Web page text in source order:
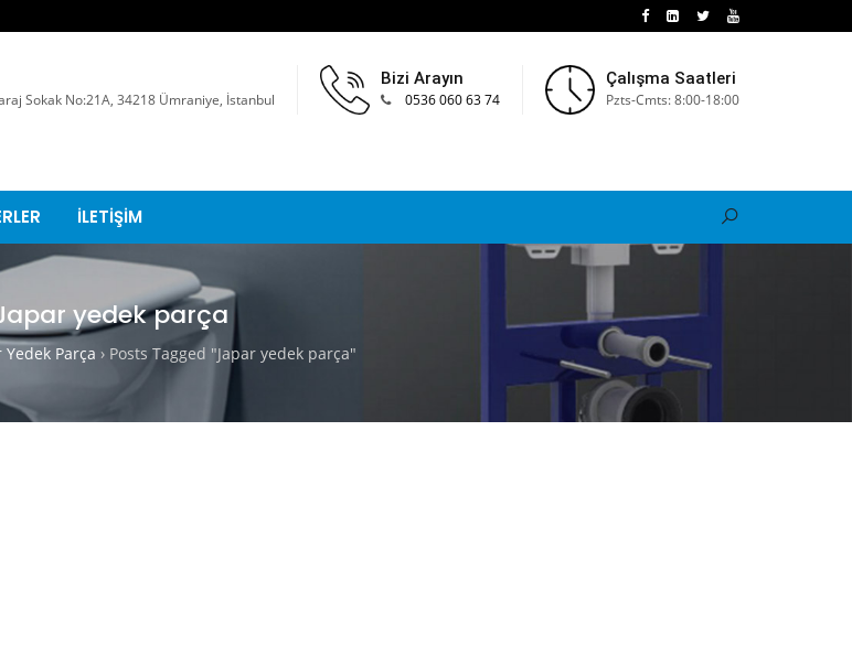
Sokak No:21A, 34218 Ümraniye, İstanbul
Bizi Arayın
0536 060 63 74
Çalışma Saatleri
Pzts-Cmts: 8:00-18:00
İLETİŞİM
yedek parça
Parça › Posts Tagged "Japar yedek parça"